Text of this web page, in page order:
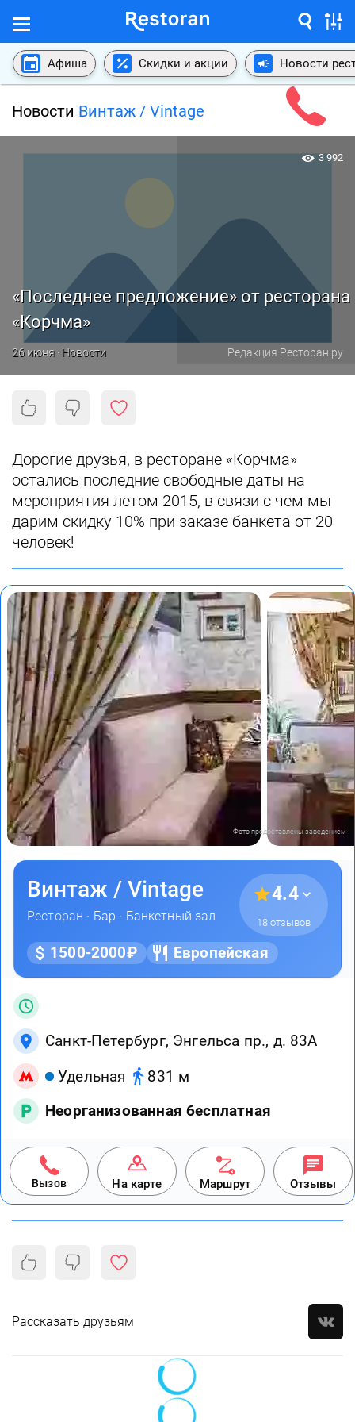
Афиша Скидки и акции Новости
Новости Винтаж / Vintage
«Последнее предложение» от ресторана
«Корчма»
26 июня · Новости Редакция Ресторан.ру
3 992
Дорогие друзья, в ресторане «Корчма»
остались последние свободные даты на
мероприятия летом 2015, в связи с чем мы
дарим скидку 10% при заказе банкета от 20
человек!
Фото предоставлены заведением
Винтаж / Vintage
Ресторан · Бар · Банкетный зал
4.4
18 отзывов
1500-2000₽ Европейская
Санкт-Петербург, Энгельса пр., д. 83А
Удельная
831 м
Неорганизованная бесплатная
Вызов На карте Маршрут Отзывы
Рассказать друзьям